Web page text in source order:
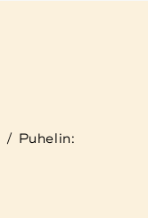
/ Puhelin: